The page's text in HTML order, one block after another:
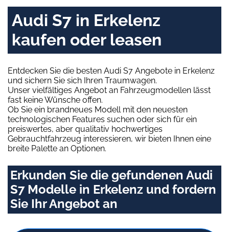
Audi S7 in Erkelenz
kaufen oder leasen
Entdecken Sie die besten Audi S7 Angebote in Erkelenz
und sichern Sie sich Ihren Traumwagen.
Unser vielfältiges Angebot an Fahrzeugmodellen lässt
fast keine Wünsche offen.
Ob Sie ein brandneues Modell mit den neuesten
technologischen Features suchen oder sich für ein
preiswertes, aber qualitativ hochwertiges
Gebrauchtfahrzeug interessieren, wir bieten Ihnen eine
breite Palette an Optionen.
Erkunden Sie die gefundenen Audi
S7 Modelle in Erkelenz und fordern
Sie Ihr Angebot an